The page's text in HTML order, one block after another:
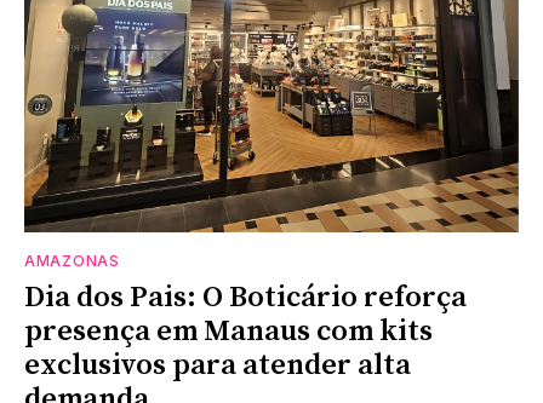
AMAZONAS
Dia dos Pais: O Boticário reforça
presença em Manaus com kits
exclusivos para atender alta